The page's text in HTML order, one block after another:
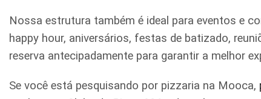
Nossa estrutura também é ideal para eventos e
happy hour, aniversários, festas de batizado,
reserva antecipadamente para garantir a melhor
Se você está pesquisando por pizzaria na Mooca,